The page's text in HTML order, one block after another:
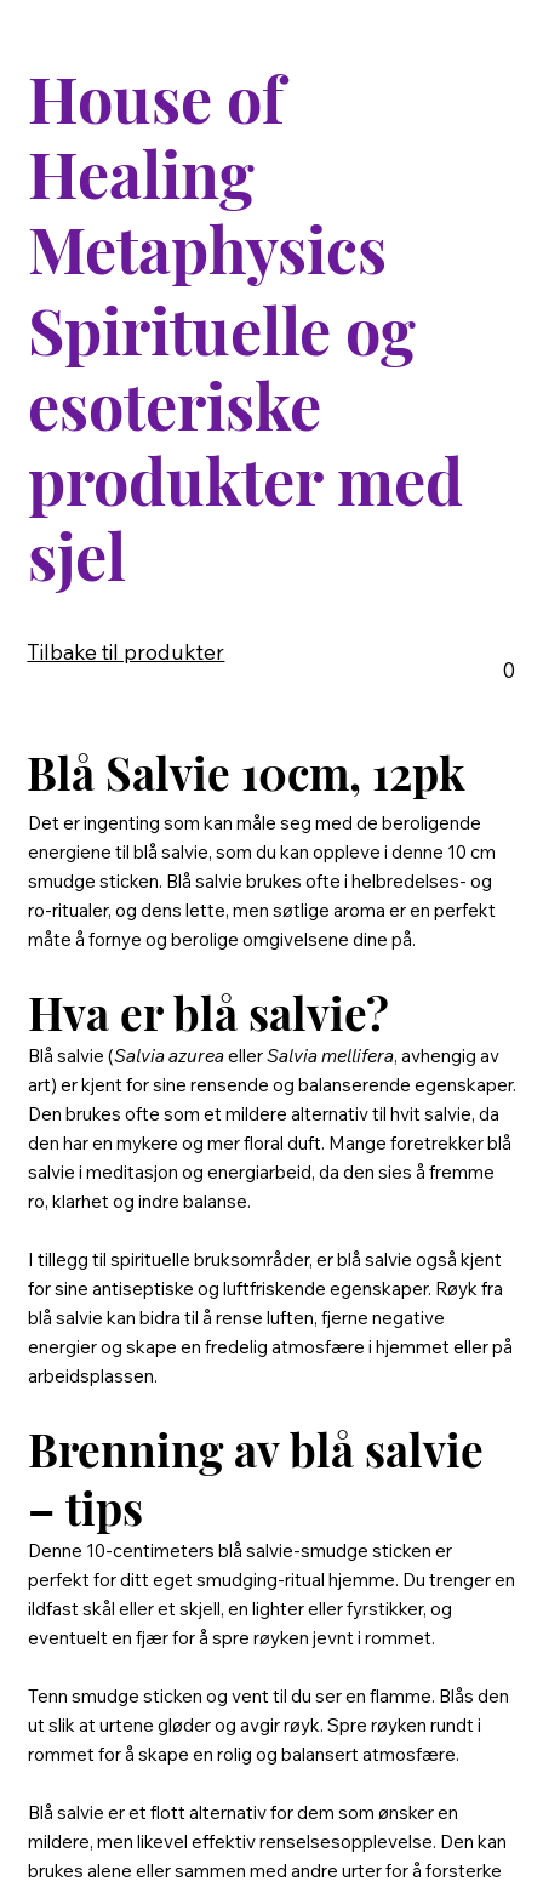
House of
Healing
Metaphysics
Spirituelle og
esoteriske
produkter med
sjel
Tilbake til produkter
0
Blå Salvie 10cm, 12pk
Det er ingenting som kan måle seg med de beroligende
energiene til blå salvie, som du kan oppleve i denne 10 cm
smudge sticken. Blå salvie brukes ofte i helbredelses- og
ro-ritualer, og dens lette, men søtlige aroma er en perfekt
måte å fornye og berolige omgivelsene dine på.
Hva er blå salvie?
Blå salvie (Salvia azureaellerSalvia mellifera, avhengig av
art) er kjent for sine rensende og balanserende egenskaper.
Den brukes ofte som et mildere alternativ til hvit salvie, da
den har en mykere og mer floral duft. Mange foretrekker blå
salvie i meditasjon og energiarbeid, da den sies å fremme
ro, klarhet og indre balanse.
I tillegg til spirituelle bruksområder, er blå salvie også kjent
for sine antiseptiske og luftfriskende egenskaper. Røyk fra
blå salvie kan bidra til å rense luften, fjerne negative
energier og skape en fredelig atmosfære i hjemmet eller på
arbeidsplassen.
Brenning av blå salvie
– tips
Denne 10-centimeters blå salvie-smudge sticken er
perfekt for ditt eget smudging-ritual hjemme. Du trenger en
ildfast skål eller et skjell, en lighter eller fyrstikker, og
eventuelt en fjær for å spre røyken jevnt i rommet.
Tenn smudge sticken og vent til du ser en flamme. Blås den
ut slik at urtene gløder og avgir røyk. Spre røyken rundt i
rommet for å skape en rolig og balansert atmosfære.
Blå salvie er et flott alternativ for dem som ønsker en
mildere, men likevel effektiv renselsesopplevelse. Den kan
brukes alene eller sammen med andre urter for å forsterke